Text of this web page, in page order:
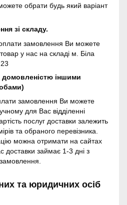
обрати будь який варіант
зі складу.
замовлення Ви можете
у нас на складі м. Біла
іншими
замовлення Ви можете
для Вас відділенні
послуг доставки залежить
та обраного перевізника.
можна отримати на сайтах
доставки займає 1-3 дні з
та юридичних осіб